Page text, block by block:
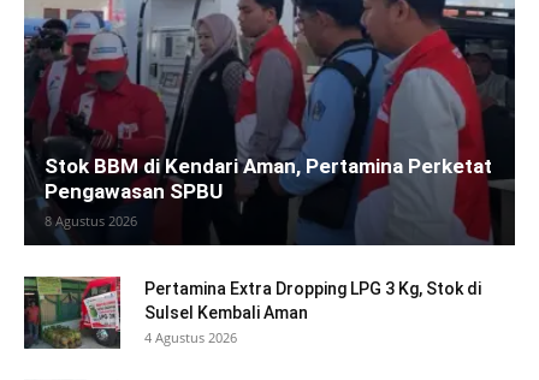
Stok BBM di Kendari Aman, Pertamina Perketat
Pengawasan SPBU
8 Agustus 2026
Pertamina Extra Dropping LPG 3 Kg, Stok di
Sulsel Kembali Aman
4 Agustus 2026